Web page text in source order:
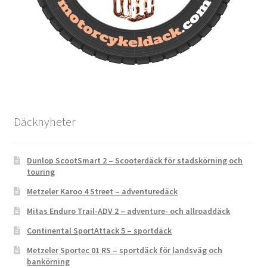
Däcknyheter
Dunlop ScootSmart 2 – Scooterdäck för stadskörning och
touring
Metzeler Karoo 4 Street – adventuredäck
Mitas Enduro Trail-ADV 2 – adventure- och allroaddäck
Continental SportAttack 5 – sportdäck
Metzeler Sportec 01 RS – sportdäck för landsväg och
bankörning